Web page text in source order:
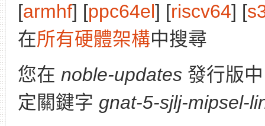
[armhf] [ppc64el] [riscv64] [
在所有硬體架構中搜尋
您在 noble-updates 發行版
定關鍵字 gnat-5-sjlj-mipsel-